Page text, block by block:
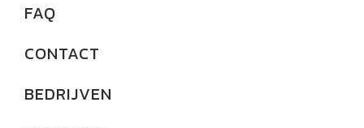
FAQ
CONTACT
BEDRIJVEN